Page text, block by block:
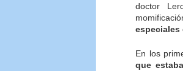
doctor
En los
que